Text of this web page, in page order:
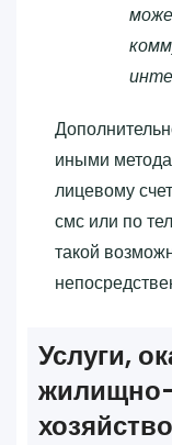
иными
лицевому
смс или по
такой
Услуги,